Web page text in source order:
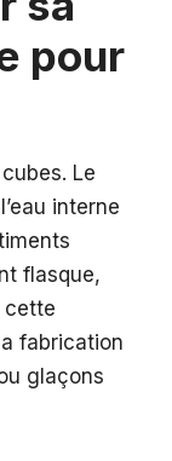
pour
Le
interne
flasque,
cette
fabrication
glaçons